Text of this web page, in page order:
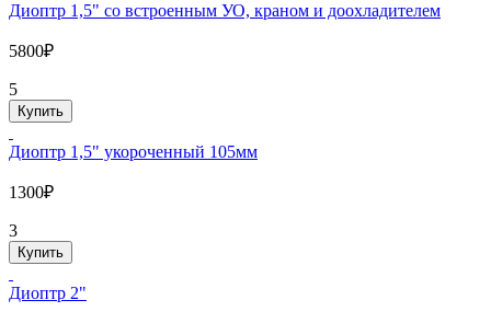
Диоптр 1,5" со встроенным УО, краном и доохладителем
5800₽
5
Купить
Диоптр 1,5" укороченный 105мм
1300₽
3
Купить
Диоптр 2"